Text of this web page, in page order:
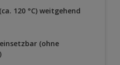
120 °C) weitgehend
(ohne